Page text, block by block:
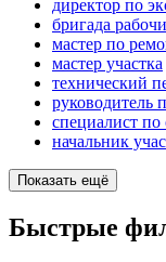
директор по
бригада
мастер по
мастер участка
технический
руководитель
специалист по
начальник
Показать ещё
Быстрые